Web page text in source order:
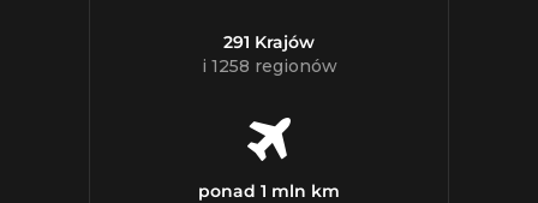
291 Krajów
i 1258 regionów
ponad 1 mln km